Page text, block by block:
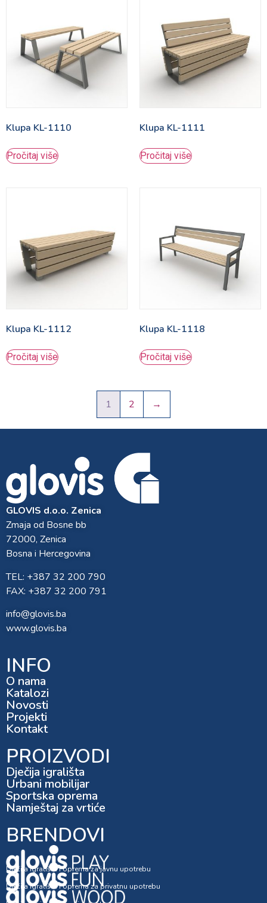
Klupa KL-1110
Pročitaj više
Klupa KL-1111
Pročitaj više
Klupa KL-1112
Pročitaj više
Klupa KL-1118
Pročitaj više
1 2 →
GLOVIS d.o.o. Zenica
Zmaja od Bosne bb
72000, Zenica
Bosna i Hercegovina
TEL: +387 32 200 790
FAX: +387 32 200 791
info@glovis.ba
www.glovis.ba
INFO
O nama
Katalozi
Novosti
Projekti
Kontakt
PROIZVODI
Dječija igrališta
Urbani mobilijar
Sportska oprema
Namještaj za vrtiće
BRENDOVI
Dječija igrališta i oprema za javnu upotrebu
Dječija igrališta i oprema za privatnu upotrebu